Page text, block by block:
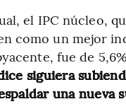
el IPC núcleo,
como un mejor
fue de
siguiera
una nueva